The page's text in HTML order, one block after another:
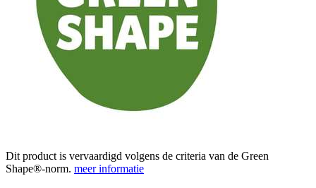
Dit product is vervaardigd volgens de criteria van de Green
Shape®-norm. meer informatie